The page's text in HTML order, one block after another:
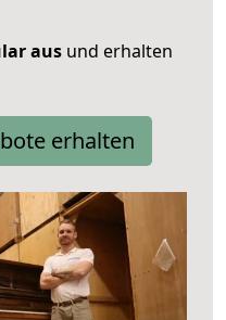
aus und erhalten
erhalten